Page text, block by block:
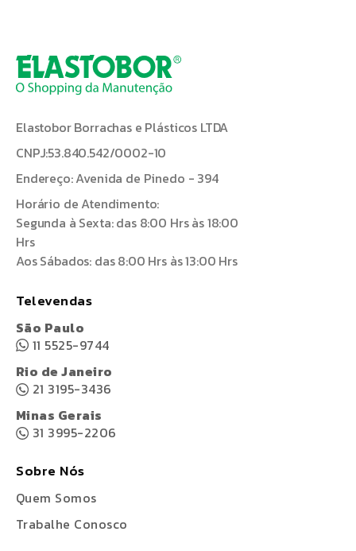
Elastobor Borrachas e Plásticos LTDA
CNPJ:53.840.542/0002-10
Endereço: Avenida de Pinedo - 394
Horário de Atendimento:
Segunda à Sexta: das 8:00 Hrs às 18:00
Hrs
Aos Sábados: das 8:00 Hrs às 13:00 Hrs
Televendas
São Paulo
11 5525-9744
Rio de Janeiro
21 3195-3436
Minas Gerais
31 3995-2206
Sobre Nós
Quem Somos
Trabalhe Conosco